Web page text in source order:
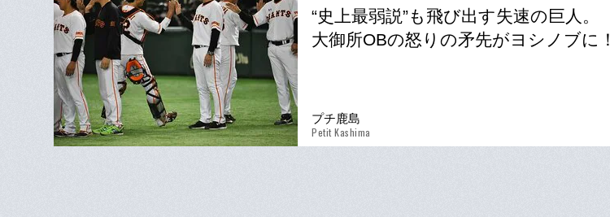
“史上最弱説”も飛び出す失速の巨人。
大御所OBの怒りの矛先がヨシノブに！
プチ鹿島
Petit Kashima